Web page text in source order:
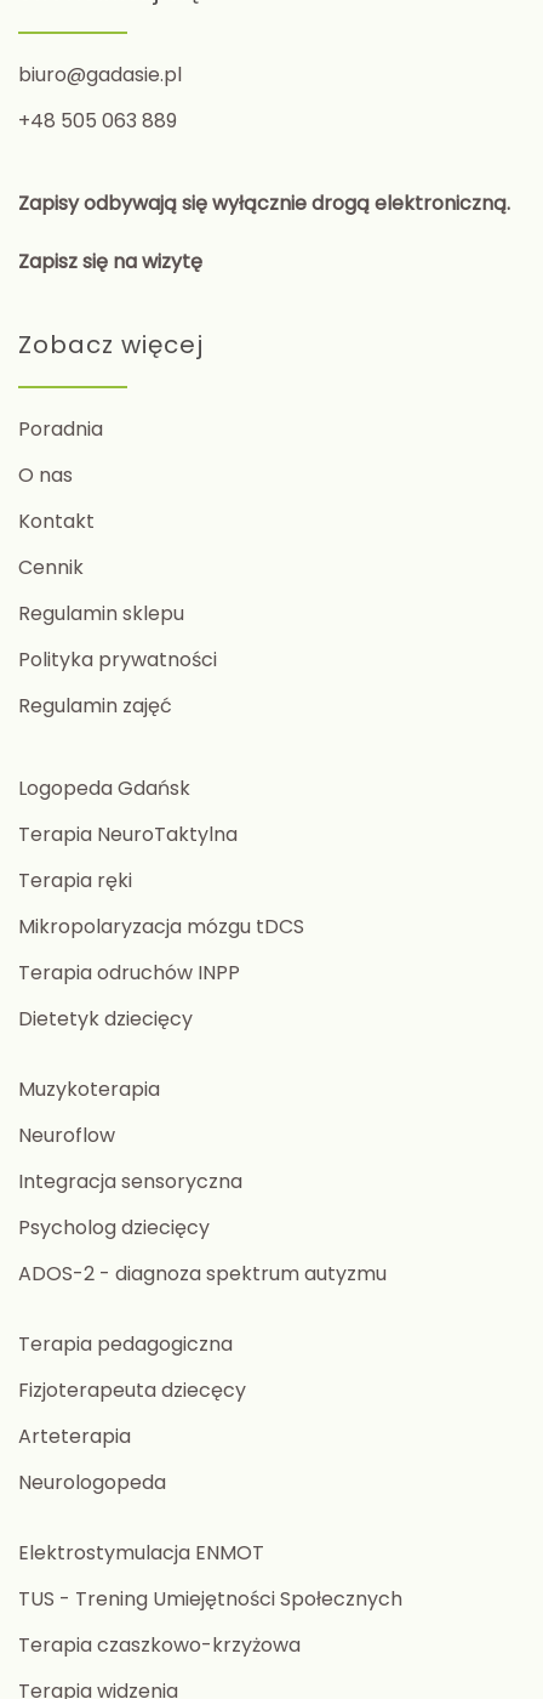
biuro@gadasie.pl
+48 505 063 889
Zapisy odbywają się wyłącznie drogą elektroniczną.
Zapisz się na wizytę
Zobacz więcej
Poradnia
O nas
Kontakt
Cennik
Regulamin sklepu
Polityka prywatności
Regulamin zajęć
Logopeda Gdańsk
Terapia NeuroTaktylna
Terapia ręki
Mikropolaryzacja mózgu tDCS
Terapia odruchów INPP
Dietetyk dziecięcy
Muzykoterapia
Neuroflow
Integracja sensoryczna
Psycholog dziecięcy
ADOS-2 - diagnoza spektrum autyzmu
Terapia pedagogiczna
Fizjoterapeuta dziecęcy
Arteterapia
Neurologopeda
Elektrostymulacja ENMOT
TUS - Trening Umiejętności Społecznych
Terapia czaszkowo-krzyżowa
Terapia widzenia